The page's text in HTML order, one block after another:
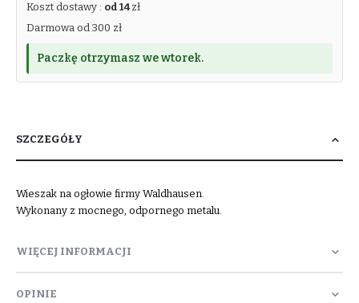
Koszt dostawy : od 14zł
Darmowa od 300 zł
Paczkę otrzymasz we wtorek.
SZCZEGÓŁY
Wieszak na ogłowie firmy Waldhausen.
Wykonany z mocnego, odpornego metalu.
WIĘCEJ INFORMACJI
OPINIE